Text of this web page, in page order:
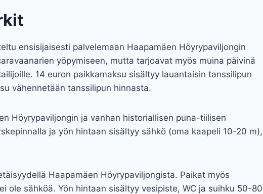
ensisijaisesti palvelemaan Haapamäen Höyrypaviljongin
yöpymiseen, mutta tarjoavat myös muina päivinä
14 euron paikkamaksu sisältyy lauantaisin tanssilipun
vähennetään tanssilipun hinnasta.
Höyrypaviljongin ja vanhan historiallisen puna-tiilisen
ja yön hintaan sisältyy sähkö (oma kaapeli 10-20 m),
Haapamäen Höyrypaviljongista. Paikat myös
ole sähköä. Yön hintaan sisältyy vesipiste, WC ja suihku 50-80